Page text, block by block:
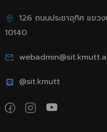
126 ถนนประชาอุทิศ แขว
10140
@sit.kmutt